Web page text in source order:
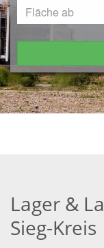
Lager &
Sieg-Kreis